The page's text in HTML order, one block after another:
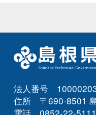
法人番号
住所 〒690-8501